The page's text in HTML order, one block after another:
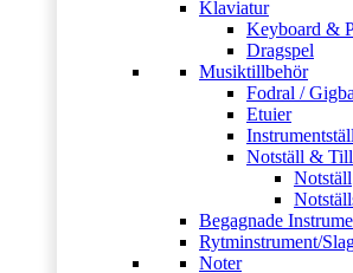
Klaviatur
Keyboard &
Dragspel
Musiktillbehör
Fodral /
Etuier
Instrumentställ
Notställ &
Notställ
Begagnade
Rytminstrument/
Noter